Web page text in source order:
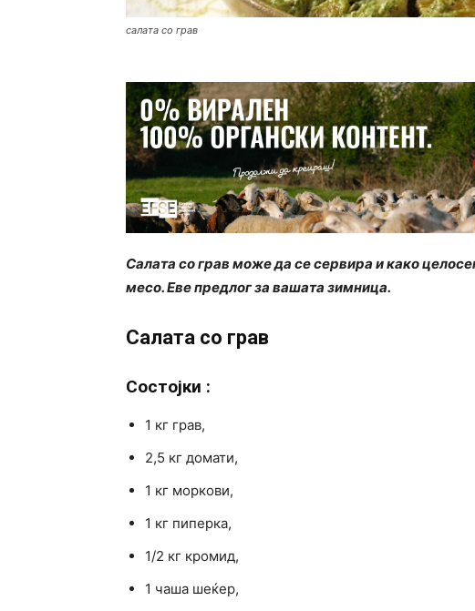
салата со грав
Салата со грав може да се сервира и како
месо. Еве предлог за вашата зимница.
Салата со грав
Состојки :
1 кг грав,
2,5 кг домати,
1 кг моркови,
1 кг пиперка,
1/2 кг кромид,
1 чаша шеќер,